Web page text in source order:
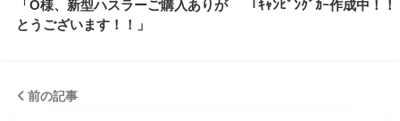
「O様、新型ハスラーご購入ありが
とうございます！！」
「ｷｬﾝﾋﾟﾝｸﾞｶｰ作成中！！
前の記事